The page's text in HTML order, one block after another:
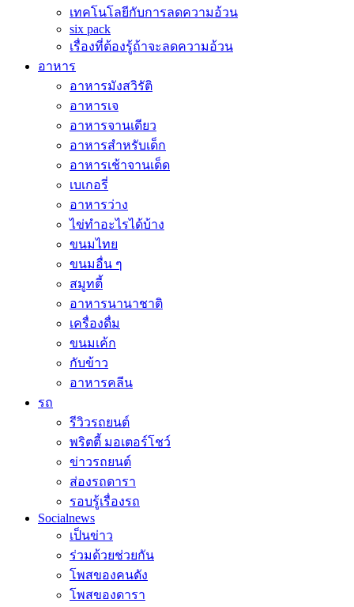
เทคโนโลยีกับการลดความอ้วน
six pack
เรื่องที่ต้องรู้ถ้าจะลดความอ้วน
อาหาร
อาหารมังสวิรัติ
อาหารเจ
อาหารจานเดียว
อาหารสำหรับเด็ก
อาหารเช้าจานเด็ด
เบเกอรี่
อาหารว่าง
ไข่ทำอะไรได้บ้าง
ขนมไทย
ขนมอื่น ๆ
สมูทตี้
อาหารนานาชาติ
เครื่องดื่ม
ขนมเค้ก
กับข้าว
อาหารคลีน
รถ
รีวิวรถยนต์
พริตตี้ มอเตอร์โชว์
ข่าวรถยนต์
ส่องรถดารา
รอบรู้เรื่องรถ
Socialnews
เป็นข่าว
ร่วมด้วยช่วยกัน
โพสของคนดัง
โพสของดารา